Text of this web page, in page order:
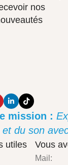
nos
mission :
du son
utiles Vous
Mail: